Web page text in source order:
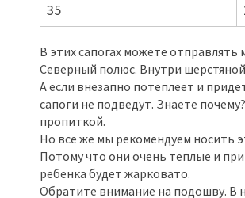
35
В этих сапогах можете
Северный полюс. Внутри
А если внезапно потеплеет и
сапоги не подведут. Знаете
пропиткой.
Но все же мы рекомендуем носить
Потому что они очень теплые и
ребенка будет жарковато.
Обратите внимание на подошву. В